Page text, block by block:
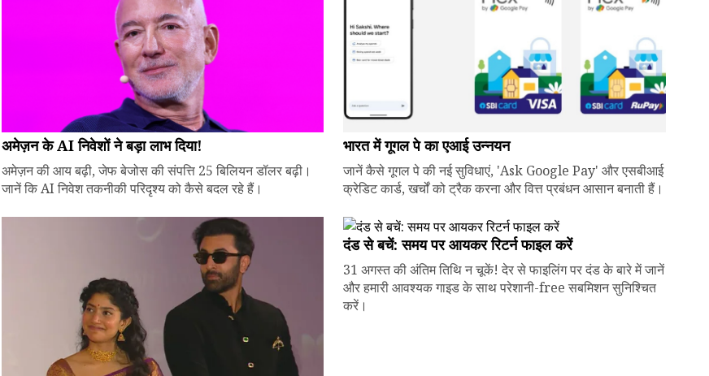
अमेज़न के AI निवेशों ने बड़ा लाभ दिया!
अमेज़न की आय बढ़ी, जेफ बेजोस की संपत्ति 25 बिलियन डॉलर बढ़ी।
जानें कि AI निवेश तकनीकी परिदृश्य को कैसे बदल रहे हैं।
भारत में गूगल पे का एआई उन्नयन
जानें कैसे गूगल पे की नई सुविधाएं, 'Ask Google Pay' और एसबीआई
क्रेडिट कार्ड, खर्चों को ट्रैक करना और वित्त प्रबंधन आसान बनाती हैं।
दंड से बचें: समय पर आयकर रिटर्न फाइल करें
31 अगस्त की अंतिम तिथि न चूकें! देर से फाइलिंग पर दंड के बारे में जानें
और हमारी आवश्यक गाइड के साथ परेशानी-free सबमिशन सुनिश्चित
करें।